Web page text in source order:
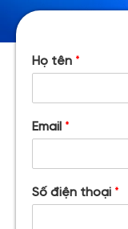
Họ tên *
Email *
Số điện thoại *